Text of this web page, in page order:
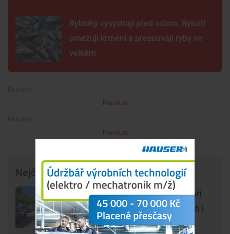
Rybníky vysychají před očima. Rybáři
omezují krmení a přesouvají ryby ve
velkém
Premium
Premium
Nejčtenější články
Chlum u Třeboně se proměnil v obří
parkoviště. Auta stojí na chodnících i
uprostřed křížové cesty